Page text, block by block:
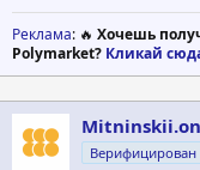
Реклама: 🔥 Хочешь
Polymarket? Кликай
Верифицирован